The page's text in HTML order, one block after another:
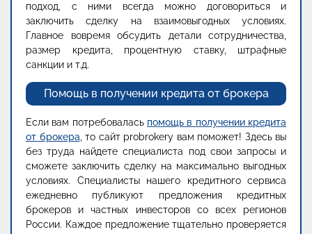
подход, с ними всегда можно договориться и
заключить сделку на взаимовыгодных условиях.
Главное вовремя обсудить детали сотрудничества,
размер кредита, процентную ставку, штрафные
санкции и т.д.
Помощь в получении кредита от брокера
Если вам потребовалась помощь в получении кредита
от брокера , то сайт probrokery вам поможет! Здесь вы
без труда найдете специалиста под свои запросы и
сможете заключить сделку на максимально выгодных
условиях. Специалисты нашего кредитного сервиса
ежедневно публикуют предложения кредитных
брокеров и частных инвесторов со всех регионов
России. Каждое предложение тщательно проверяется